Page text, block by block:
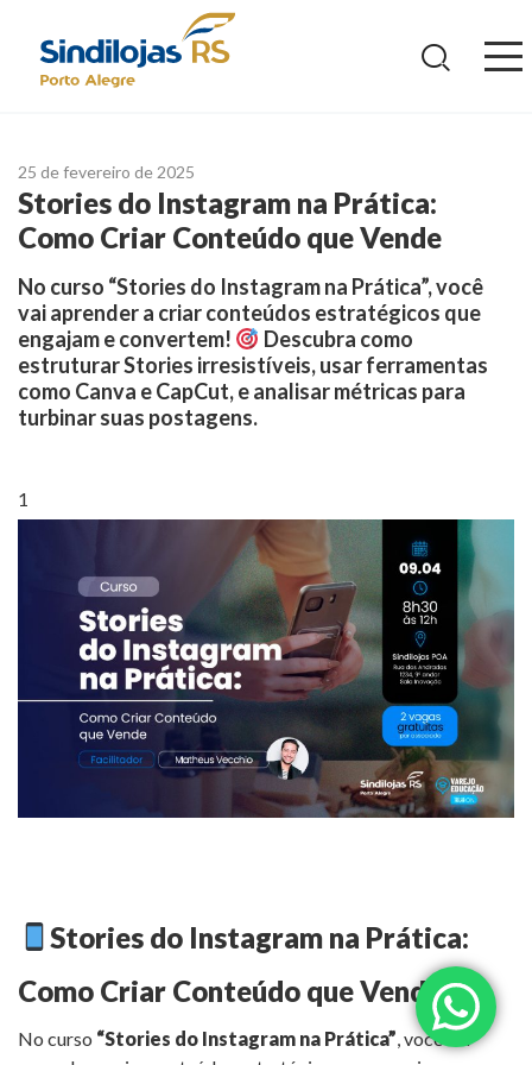
25 de fevereiro de 2025
Stories do Instagram na Prática:
Como Criar Conteúdo que Vende
No curso “Stories do Instagram na Prática”, você
vai aprender a criar conteúdos estratégicos que
engajam e convertem!
Descubra como
estruturar Stories irresistíveis, usar ferramentas
como Canva e CapCut, e analisar métricas para
turbinar suas postagens.
1
Stories do Instagram na Prática:
Como Criar Conteúdo que Vende
No curso “Stories do Instagram na Prática”, você vai